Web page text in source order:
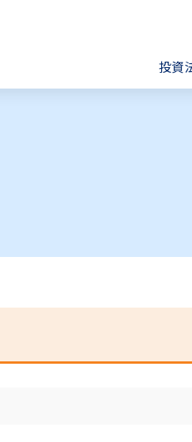
投資